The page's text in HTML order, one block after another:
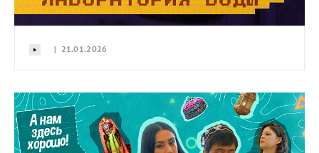
| 21.01.2026